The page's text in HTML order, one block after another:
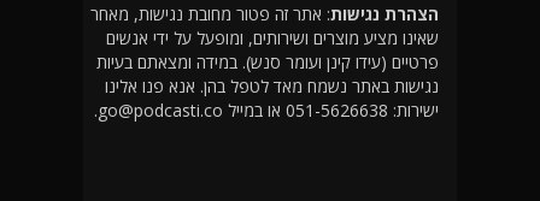
הצהרת נגישות: אתר זה פטור מחובת נגישות, מאחר
שאינו מציע מוצרים ושירותים, ומופעל על ידי אנשים
פרטיים (עידו קינן ועומר סנש). במידה ומצאתם בעיות
נגישות באתר נשמח מאד לטפל בהן. אנא פנו אלינו
ישירות: 051-5626638 או במייל go@podcasti.co.